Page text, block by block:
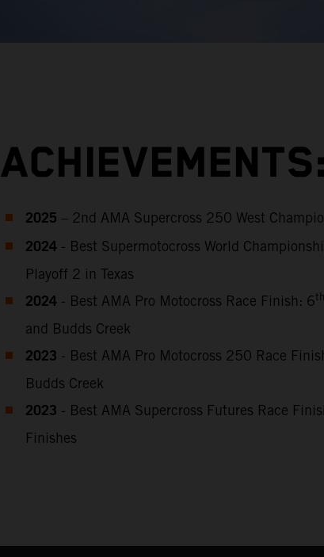
ACHIEVEMENTS:
2025 – 2nd AMA Supercross 250 West
2024- Best Supermotocross World
Playoff 2 in Texas
2024- Best AMA Pro Motocross Race Finish: 6th
and Budds Creek
2023 - Best AMA Pro Motocross 250 Race
Budds Creek
2023 - Best AMA Supercross Futures Race
Finishes